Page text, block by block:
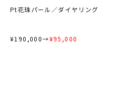
Pt花珠パール／ダイヤリング
¥190,000→¥95,000